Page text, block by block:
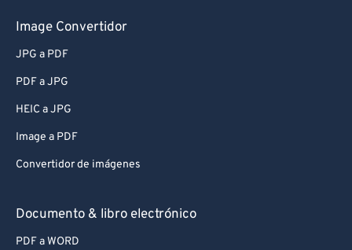
Image Convertidor
JPG a PDF
PDF a JPG
HEIC a JPG
Image a PDF
Convertidor de imágenes
Documento & libro electrónico
PDF a WORD